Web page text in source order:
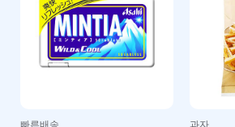
빠른배송 과자